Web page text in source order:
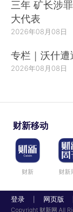
三年 矿长涉
大代表
2026年08月08日
专栏｜沃什
2026年08月08日
财新移动
财新 财新
登录 网页版
Copyright 财新网 All